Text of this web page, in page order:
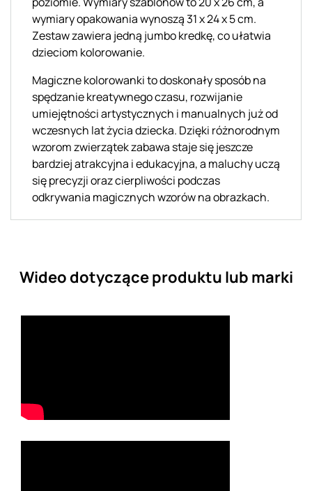
wymiary opakowania wynoszą 31 x 24 x 5 cm.
Zestaw zawiera jedną jumbo kredkę, co ułatwia
dzieciom kolorowanie.
Magiczne kolorowanki to doskonały sposób na
spędzanie kreatywnego czasu, rozwijanie
umiejętności artystycznych i manualnych już od
wczesnych lat życia dziecka. Dzięki różnorodnym
wzorom zwierzątek zabawa staje się jeszcze
bardziej atrakcyjna i edukacyjna, a maluchy uczą
się precyzji oraz cierpliwości podczas
odkrywania magicznych wzorów na obrazkach.
Wideo dotyczące produktu lub marki